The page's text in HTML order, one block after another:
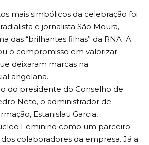
mais simbólicos da celebração foi
e jornalista São Moura,
das “brilhantes filhas” da RNA. A
o compromisso em valorizar
deixaram marcas na
angolana.
do presidente do Conselho de
Neto, o administrador de
Estanislau Garcia,
Feminino como um parceiro
colaboradores da empresa. Já a